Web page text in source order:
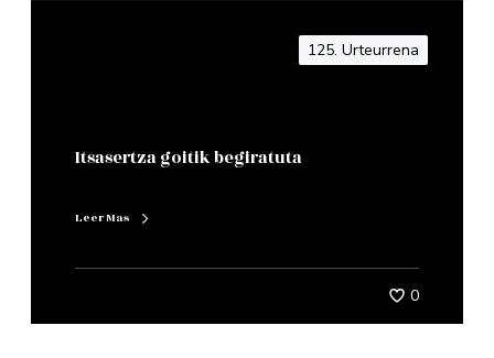
125. Urteurrena
Itsasertza goitik begiratuta
Leer Mas
0